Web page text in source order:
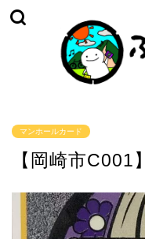
マンホールカード
【岡崎市